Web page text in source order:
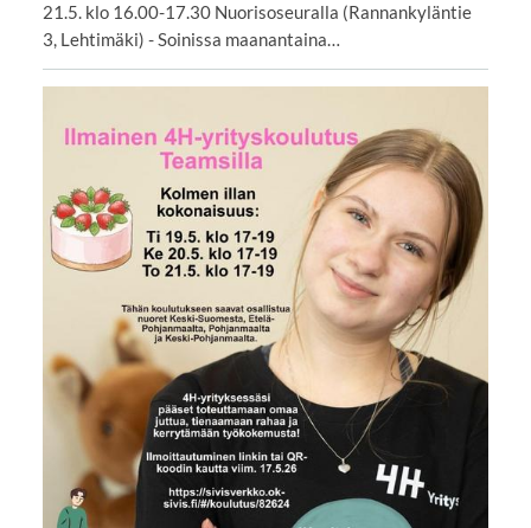
21.5. klo 16.00-17.30 Nuorisoseuralla (Rannankyläntie
3, Lehtimäki) - Soinissa maanantaina…